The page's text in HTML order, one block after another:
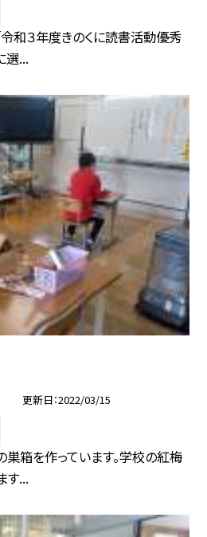
和３年度きのくに読書活動優秀
選...
更新日 2022/03/15
箱を作っています。学校の紅梅
す...